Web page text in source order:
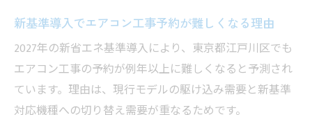
新基準導入でエアコン工事予約が難しくなる理由
2027年の新省エネ基準導入により、東京都江戸川区でも
エアコン工事の予約が例年以上に難しくなると予測され
ています。理由は、現行モデルの駆け込み需要と新基準